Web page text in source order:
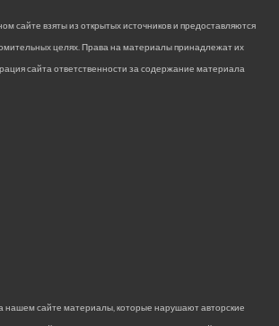
сайте взяты из открытых источников и предоставляются
целях. Права на материалы принадлежат их
сайта ответственности за содержание материала
нашем сайте материалы, которые нарушают авторские